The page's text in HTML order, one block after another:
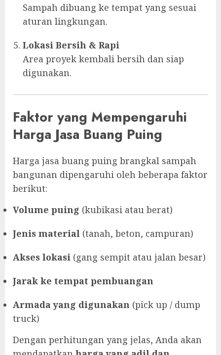
Sampah dibuang ke tempat yang sesuai
aturan lingkungan.
Lokasi Bersih & Rapi
Area proyek kembali bersih dan siap
digunakan.
Faktor yang Mempengaruhi
Harga Jasa Buang Puing
Harga jasa buang puing brangkal sampah
bangunan dipengaruhi oleh beberapa faktor
berikut:
Volume puing (kubikasi atau berat)
Jenis material (tanah, beton, campuran)
Akses lokasi (gang sempit atau jalan besar)
Jarak ke tempat pembuangan
Armada yang digunakan (pick up / dump
truck)
Dengan perhitungan yang jelas, Anda akan